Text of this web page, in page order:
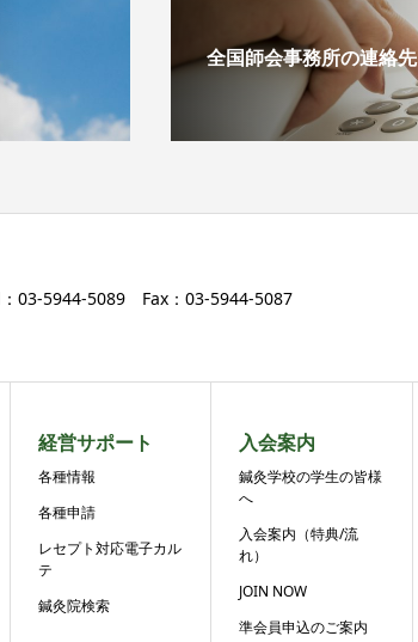
全国師会事務所の連絡先
03-5944-5089 Fax：03-5944-5087
経営サポート
各種情報
各種申請
レセプト対応電子カル
テ
鍼灸院検索
入会案内
鍼灸学校の学生の皆様
へ
入会案内（特典/流
れ）
JOIN NOW
準会員申込のご案内